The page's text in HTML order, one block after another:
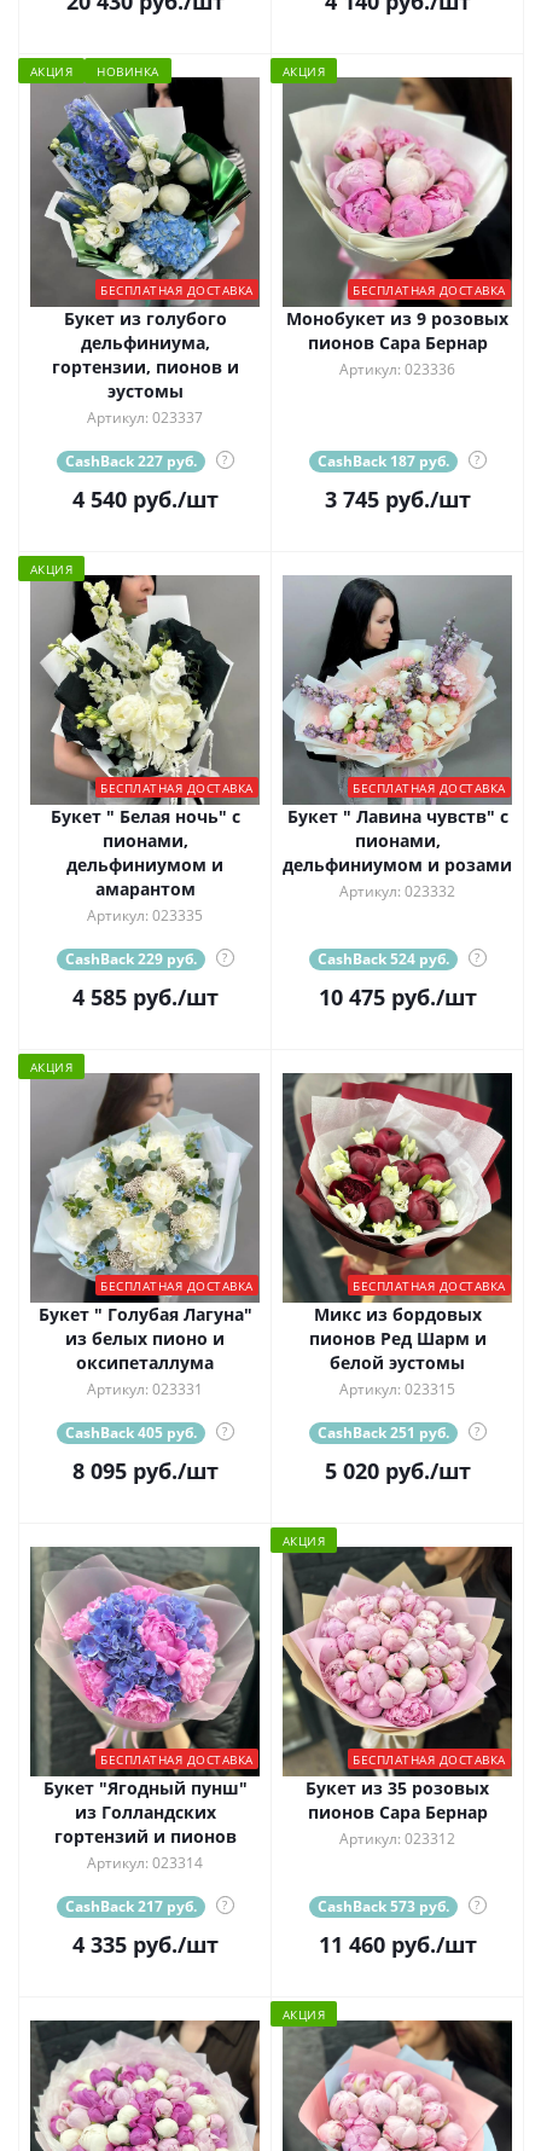
АКЦИЯ НОВИНКА
БЕСПЛАТНАЯ ДОСТАВКА
Букет из голубого
дельфиниума,
гортензии, пионов и
эустомы
Артикул: 023337
CashBack 227 руб. ?
4 540руб./шт
АКЦИЯ
БЕСПЛАТНАЯ ДОСТАВКА
Монобукет из 9 розовых
пионов Сара Бернар
Артикул: 023336
CashBack 187 руб. ?
3 745руб./шт
АКЦИЯ
БЕСПЛАТНАЯ ДОСТАВКА
Букет " Белая ночь" с
пионами,
дельфиниумом и
амарантом
Артикул: 023335
CashBack 229 руб. ?
4 585руб./шт
БЕСПЛАТНАЯ ДОСТАВКА
Букет " Лавина чувств" с
пионами,
дельфиниумом и розами
Артикул: 023332
CashBack 524 руб. ?
10 475руб./шт
АКЦИЯ
БЕСПЛАТНАЯ ДОСТАВКА
Букет " Голубая Лагуна"
из белых пионо и
оксипеталлума
Артикул: 023331
CashBack 405 руб. ?
8 095руб./шт
БЕСПЛАТНАЯ ДОСТАВКА
Микс из бордовых
пионов Ред Шарм и
белой эустомы
Артикул: 023315
CashBack 251 руб. ?
5 020руб./шт
БЕСПЛАТНАЯ ДОСТАВКА
Букет "Ягодный пунш"
из Голландских
гортензий и пионов
Артикул: 023314
CashBack 217 руб. ?
4 335руб./шт
АКЦИЯ
БЕСПЛАТНАЯ ДОСТАВКА
Букет из 35 розовых
пионов Сара Бернар
Артикул: 023312
CashBack 573 руб. ?
11 460руб./шт
АКЦИЯ